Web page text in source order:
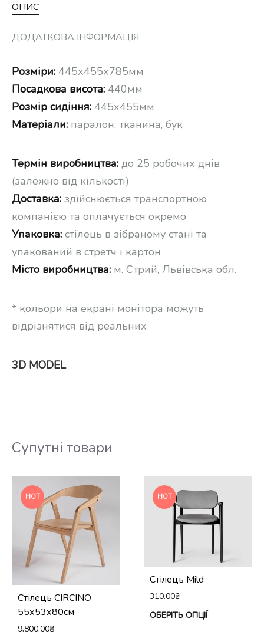
ОПИС
ДОДАТКОВА ІНФОРМАЦІЯ
Розміри: 445х455х785мм
Посадкова висота: 440мм
Розмір сидіння: 445х455мм
Матеріали: паралон, тканина, бук
Термін виробництва: до 25 робочих днів
(залежно від кількості)
Доставка: здійснюється транспортною
компанією та оплачується окремо
Упаковка: стілець в зібраному стані та
упакований в стретч і картон
Місто виробництва: м. Стрий, Львівська обл.
* кольори на екрані монітора можуть
відрізнятися від реальних
3D MODEL
Супутні товари
HOT
Cтілець CIRCINO
55х53х80см
9,800.00₴
HOT
Стілець Mild
310.00₴
ОБЕРІТЬ ОПЦІЇ